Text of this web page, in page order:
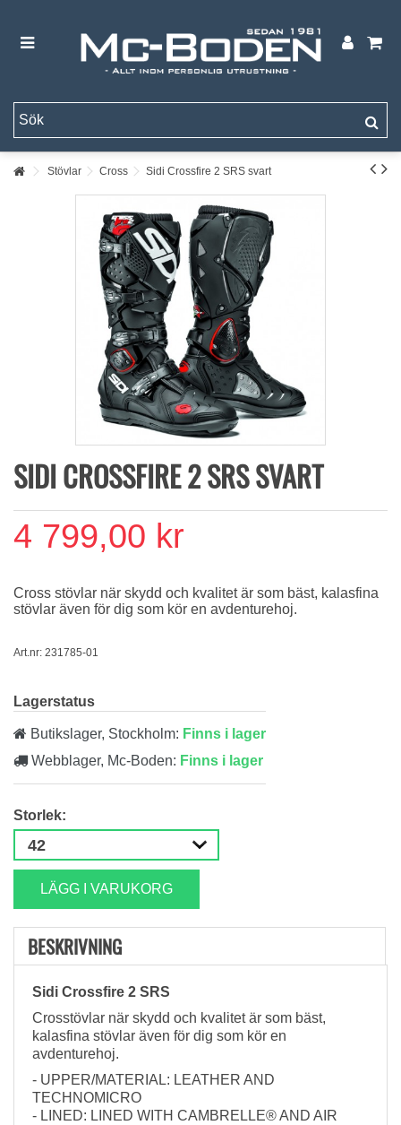
Stövlar Cross Sidi Crossfire 2 SRS svart
SIDI CROSSFIRE 2 SRS SVART
4 799,00 kr
Cross stövlar när skydd och kvalitet är som bäst, kalasfina
stövlar även för dig som kör en avdenturehoj.
Art.nr: 231785-01
Lagerstatus
Butikslager, Stockholm: Finns i lager
Webblager, Mc-Boden: Finns i lager
Storlek:
LÄGG I VARUKORG
BESKRIVNING
Sidi Crossfire 2 SRS
Crosstövlar när skydd och kvalitet är som bäst,
kalasfina stövlar även för dig som kör en
avdenturehoj.
- UPPER/MATERIAL: LEATHER AND
TECHNOMICRO
- LINED: LINED WITH CAMBRELLE® AND AIR